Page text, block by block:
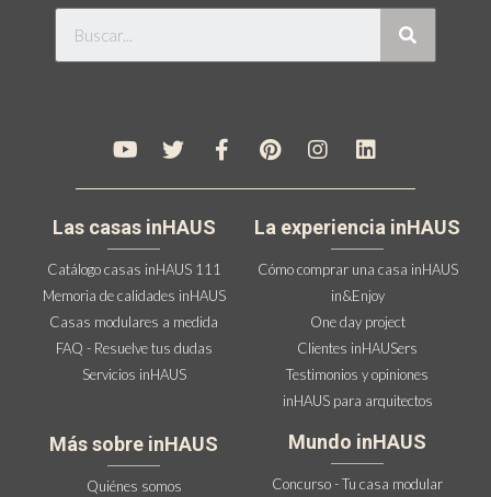
Las casas inHAUS
Catálogo casas inHAUS 111
Memoria de calidades inHAUS
Casas modulares a medida
FAQ - Resuelve tus dudas
Servicios inHAUS
Más sobre inHAUS
Quiénes somos
La experiencia inHAUS
Cómo comprar una casa inHAUS
in&Enjoy
One day project
Clientes inHAUSers
Testimonios y opiniones
inHAUS para arquitectos
Mundo inHAUS
Concurso - Tu casa modular